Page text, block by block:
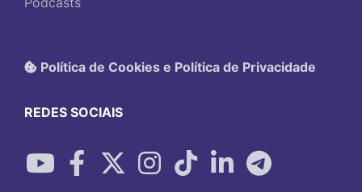
Política de Cookies e Política de Privacidade
REDES SOCIAIS